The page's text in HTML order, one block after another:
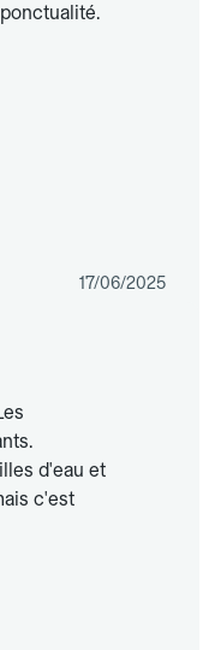
17/06/2025
d'eau et
c'est